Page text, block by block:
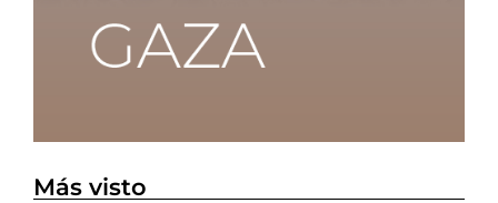
Más visto